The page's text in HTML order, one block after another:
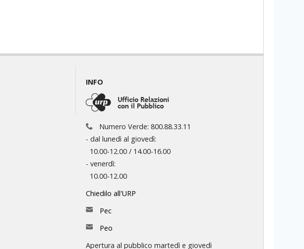
INFO
Numero Verde: 800.88.33.11
- dal lunedì al giovedì:
10.00-12.00 / 14.00-16.00
- venerdì:
10.00-12.00
Chiedilo all'URP
Pec
Peo
Apertura al pubblico martedì e giovedì